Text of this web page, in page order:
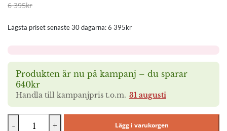
6 395kr
Lägsta priset senaste 30 dagarna:6 395kr
Produkten är nu på kampanj – du sparar
640kr
Handla till kampanjpris t.o.m. 31 augusti
- + Lägg i varukorgen